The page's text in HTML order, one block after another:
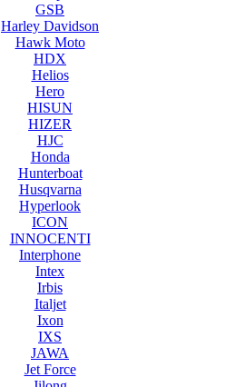
GSB
Harley Davidson
Hawk Moto
HDX
Helios
Hero
HISUN
HIZER
HJC
Honda
Hunterboat
Husqvarna
Hyperlook
ICON
INNOCENTI
Interphone
Intex
Irbis
Italjet
Ixon
IXS
JAWA
Jet Force